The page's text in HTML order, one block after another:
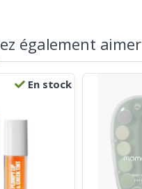
également aimer
En stock